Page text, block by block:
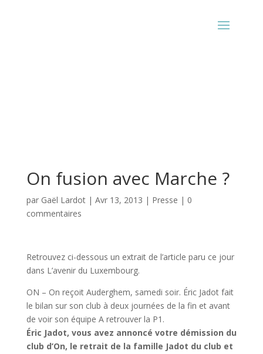
On fusion avec Marche ?
par Gaël Lardot| Avr 13, 2013 | Presse | 0
commentaires
Retrouvez ci-dessous un extrait de l’article paru ce jour
dans L’avenir du Luxembourg.
ON – On reçoit Auderghem, samedi soir. Éric Jadot fait
le bilan sur son club à deux journées de la fin et avant
de voir son équipe A retrouver la P1.
Éric Jadot, vous avez annoncé votre démission du
club d’On, le retrait de la famille Jadot du club et